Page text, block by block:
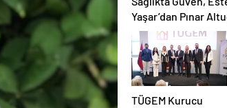
Yaşar’dan Pınar
Çarpıcı Açıklamalar
TÜGEM Kurucu